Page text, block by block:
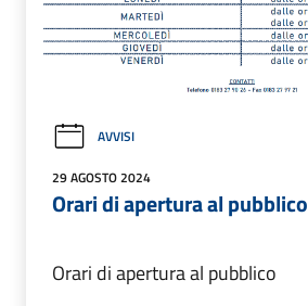
AVVISI
29 AGOSTO 2024
Orari di apertura al pubblico
Orari di apertura al pubblico